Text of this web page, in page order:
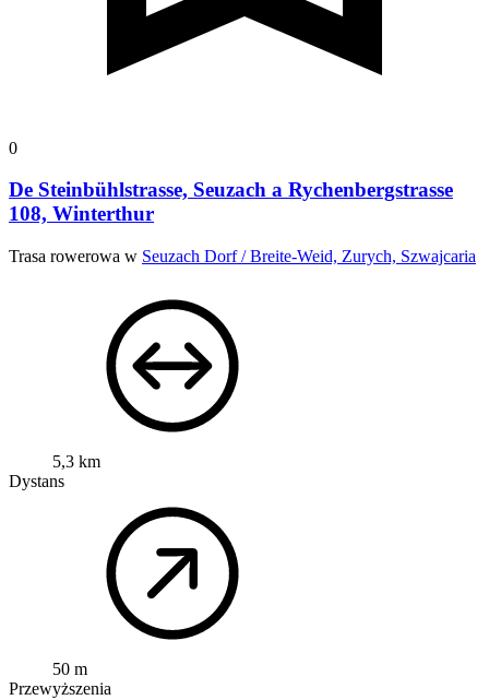
0
De Steinbühlstrasse, Seuzach a Rychenbergstrasse
108, Winterthur
Trasa rowerowa w Seuzach Dorf / Breite-Weid, Zurych, Szwajcaria
5,3 km
Dystans
50 m
Przewyższenia